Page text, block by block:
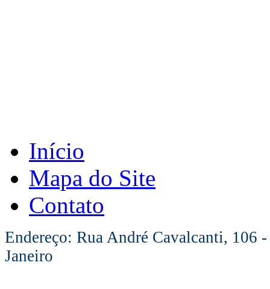
Início
Mapa do Site
Contato
Endereço: Rua André Cavalcanti, 106
Janeiro